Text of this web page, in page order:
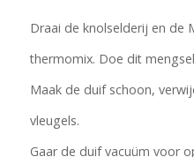
Draai de knolselderij en de
thermomix. Doe dit
Maak de duif schoon,
vleugels.
Gaar de duif vacuüm voor